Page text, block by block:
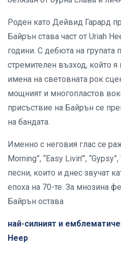
Роден като Дейвид Гарард
Байрън става част от Uriah
години. С дебюта на групата
стремителен възход, който
имена на световната рок
мощният и многопластов
присъствие на Байрън се
на бандата.
Именно с неговия глас се
Morning”, “Easy Livin’”,
песни, които и днес звучат
епоха на 70-те. За мнозина
Байрън остава
най-силният и
Heep